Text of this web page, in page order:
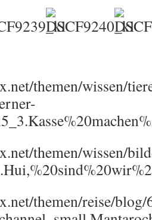
themen/wissen/
themen/wissen/
themen/reise/blog/